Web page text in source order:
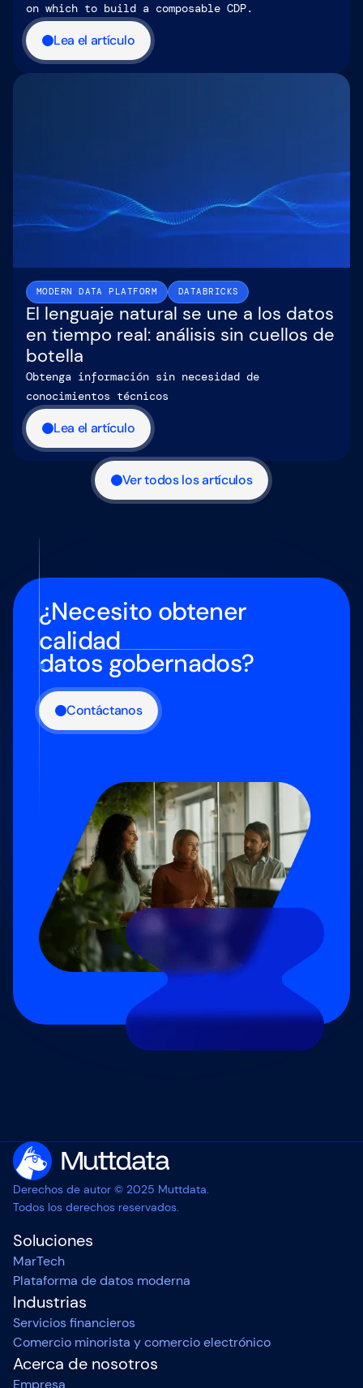
on which to build a composable CDP.
Lea el artículo
MODERN DATA PLATFORM DATABRICKS
El lenguaje natural se une a los datos
en tiempo real: análisis sin cuellos de
botella
Obtenga información sin necesidad de
conocimientos técnicos
Lea el artículo
Ver todos los artículos
¿Necesito obtener
calidad
datos gobernados?
Contáctanos
Derechos de autor © 2025 Muttdata.
Todos los derechos reservados.
Soluciones
MarTech
Plataforma de datos moderna
Industrias
Servicios financieros
Comercio minorista y comercio electrónico
Acerca de nosotros
Empresa